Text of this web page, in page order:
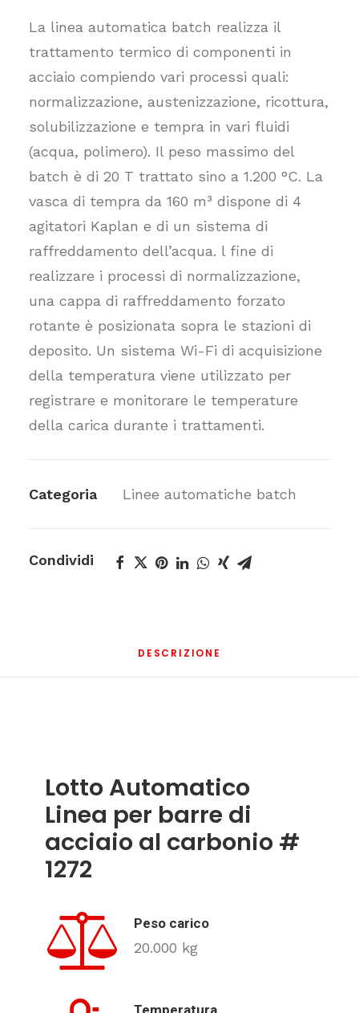
La linea automatica batch realizza il
trattamento termico di componenti in
acciaio compiendo vari processi quali:
normalizzazione, austenizzazione, ricottura,
solubilizzazione e tempra in vari fluidi
(acqua, polimero). Il peso massimo del
batch è di 20 T trattato sino a 1.200 °C. La
vasca di tempra da 160 m³ dispone di 4
agitatori Kaplan e di un sistema di
raffreddamento dell’acqua. l fine di
realizzare i processi di normalizzazione,
una cappa di raffreddamento forzato
rotante è posizionata sopra le stazioni di
deposito. Un sistema Wi-Fi di acquisizione
della temperatura viene utilizzato per
registrare e monitorare le temperature
della carica durante i trattamenti.
Categoria Linee automatiche batch
Condividi
DESCRIZIONE
Lotto Automatico
Linea per barre di
acciaio al carbonio #
1272
Peso carico
20.000 kg
Temperatura